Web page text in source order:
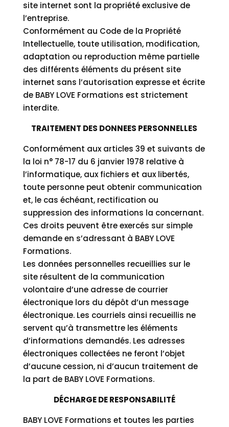
site internet sont la propriété exclusive de
l’entreprise.
Conformément au Code de la Propriété
Intellectuelle, toute utilisation, modification,
adaptation ou reproduction même partielle
des différents éléments du présent site
internet sans l’autorisation expresse et écrite
de BABY LOVE Formations est strictement
interdite.
TRAITEMENT DES DONNEES PERSONNELLES
Conformément aux articles 39 et suivants de
la loi n° 78-17 du 6 janvier 1978 relative à
l’informatique, aux fichiers et aux libertés,
toute personne peut obtenir communication
et, le cas échéant, rectification ou
suppression des informations la concernant.
Ces droits peuvent être exercés sur simple
demande en s’adressant à BABY LOVE
Formations.
Les données personnelles recueillies sur le
site résultent de la communication
volontaire d’une adresse de courrier
électronique lors du dépôt d’un message
électronique. Les courriels ainsi recueillis ne
servent qu’à transmettre les éléments
d’informations demandés. Les adresses
électroniques collectées ne feront l’objet
d’aucune cession, ni d’aucun traitement de
la part de BABY LOVE Formations.
DÉCHARGE DE RESPONSABILITÉ
BABY LOVE Formations et toutes les parties